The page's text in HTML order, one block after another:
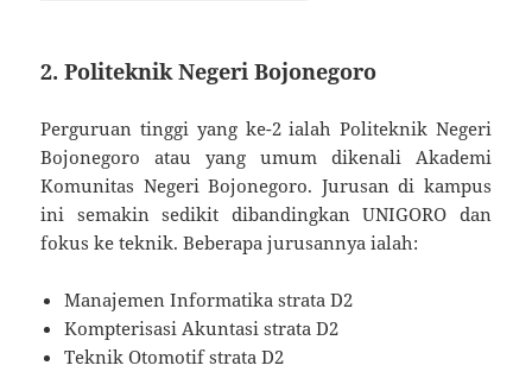
2. Politeknik Negeri Bojonegoro
Perguruan tinggi yang ke-2 ialah Politeknik Negeri
Bojonegoro atau yang umum dikenali Akademi
Komunitas Negeri Bojonegoro. Jurusan di kampus
ini semakin sedikit dibandingkan UNIGORO dan
fokus ke teknik. Beberapa jurusannya ialah:
Manajemen Informatika strata D2
Kompterisasi Akuntasi strata D2
Teknik Otomotif strata D2